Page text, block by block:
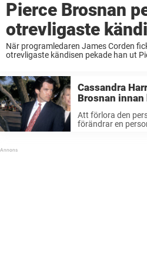
Pierce Brosnan
otrevligaste
När programledaren James Corden
otrevligaste kändisen pekade han ut
Cassandra
Brosnan innan
Att förlora den
förändrar en